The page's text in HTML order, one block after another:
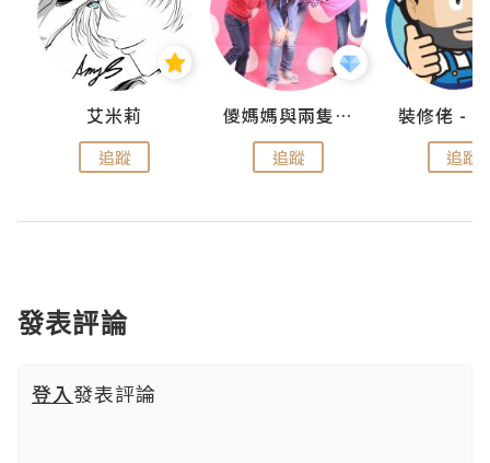
艾米莉
追蹤
儍媽媽與兩隻小魔怪之家
追蹤 追蹤
發表評論
登入發表評論